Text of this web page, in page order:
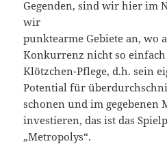
Gegenden, sind wir hier im
wir
punktearme Gebiete an, wo
Konkurrenz nicht so
Klötzchen-Pflege, d.h. sein
Potential für
schonen und im gegebenen
investieren, das ist das
„Metropolys“.